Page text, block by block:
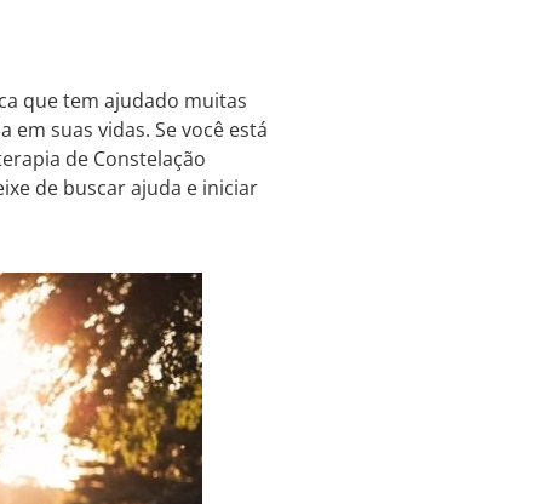
que tem ajudado muitas
suas vidas. Se você está
de Constelação
de buscar ajuda e iniciar